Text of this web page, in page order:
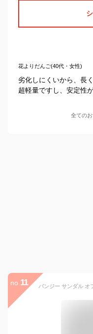
花よりだんご(40代・女性)
劣化しにくいから、長
超軽量ですし、安定性
全てのお
no. 11